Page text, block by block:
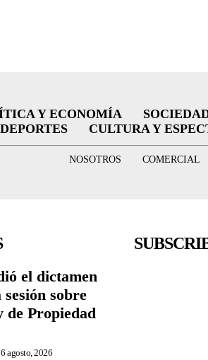
Y ECONOMÍA
DEPORTES CULTURA Y
NOSOTROS COMERCIAL
el dictamen
sobre
de Propiedad
6 agosto, 2026